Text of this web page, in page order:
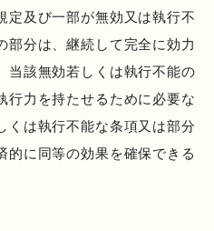
定及び一部が無効又は執行不
部分は、継続して完全に効力
当該無効若しくは執行不能の
行力を持たせるために必要な
くは執行不能な条項又は部分
的に同等の効果を確保できる